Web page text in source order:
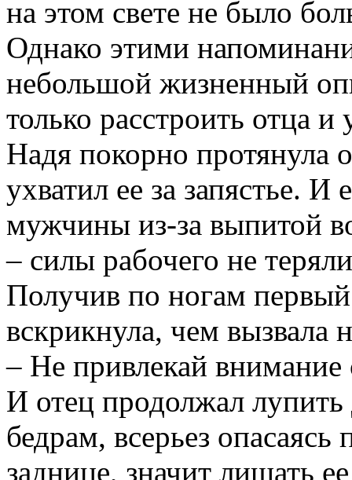
на этом свете не было
Однако этими
небольшой жизненный
только расстроить отца
Надя покорно протянула
ухватил ее за запястье.
мужчины из-за выпитой
– силы рабочего не
Получив по ногам
вскрикнула, чем вызвала
– Не привлекай внимание
И отец продолжал
бедрам, всерьез
заднице, значит лишать